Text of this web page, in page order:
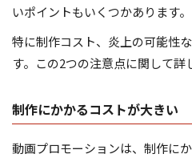
いポイントもいくつかあります。
特に制作コスト、炎上の可能性
す。この2つの注意点に関して詳
制作にかかるコストが大きい
動画プロモーションは、制作に